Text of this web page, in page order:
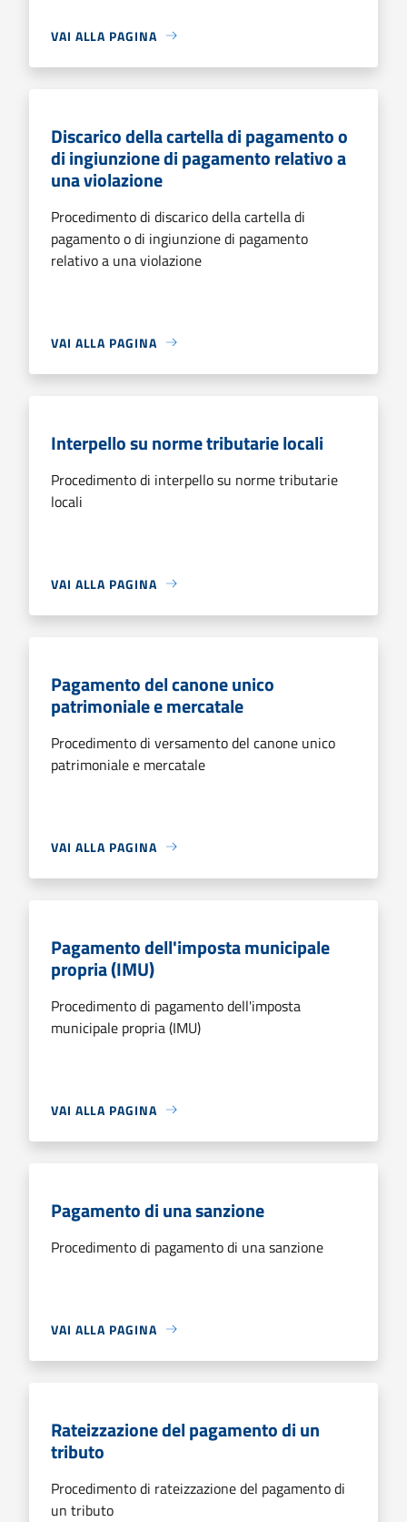
VAI ALLA PAGINA
Discarico della cartella di pagamento o
di ingiunzione di pagamento relativo a
una violazione
Procedimento di discarico della cartella di
pagamento o di ingiunzione di pagamento
relativo a una violazione
VAI ALLA PAGINA
Interpello su norme tributarie locali
Procedimento di interpello su norme tributarie
locali
VAI ALLA PAGINA
Pagamento del canone unico
patrimoniale e mercatale
Procedimento di versamento del canone unico
patrimoniale e mercatale
VAI ALLA PAGINA
Pagamento dell'imposta municipale
propria (IMU)
Procedimento di pagamento dell'imposta
municipale propria (IMU)
VAI ALLA PAGINA
Pagamento di una sanzione
Procedimento di pagamento di una sanzione
VAI ALLA PAGINA
Rateizzazione del pagamento di un
tributo
Procedimento di rateizzazione del pagamento di
un tributo